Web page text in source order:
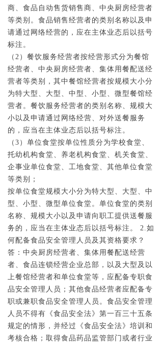
商、食品自动售货销售商、中央厨房经营者
等类别。食品销售经营者的类别名称以及申
请通过网络经营的，应在主体业态后以括号
标注。
（2）餐饮服务经营者按经营形式分为餐馆
经营者、中央厨房经营者、集体用餐配送经
营者等类别，其中餐馆经营者按规模大小分
为特大型、大型、中型、小型、微型餐馆经
营者。餐饮服务经营者的类别名称、规模大
小以及申请通过网络经营、对外送餐服务
的，应当在主体业态后以括号标注。
（3）单位食堂按单位性质分为学校食堂、
托幼机构食堂、养老机构食堂、机关食堂、
企事业单位食堂、工地食堂、其他单位食堂
等类别；
按单位食堂规模大小分为特大型、大型、中
型、小型、微型单位食堂。单位食堂的类别
名称、规模大小以及申请向职工提供送餐服
务的，应当在主体业态后以括号标注。 2.如
何配备食品安全管理人员及其资格要求？
答：中央厨房经营者、集体用餐配送经营
者、食品连锁经营企业总部，以及大型及以
上餐馆经营者和单位食堂等，应配备专职食
品安全管理人员；其他食品经营者应配备专
职或兼职食品安全管理人员。食品安全管理
人员不得有《食品安全法》第一百三十五条
规定的情形，并经过《食品安全法》培训和
考核合格；取得食品药品监管部门或者行业